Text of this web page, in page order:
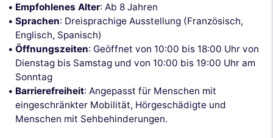
Empfohlenes Alter: Ab 8 Jahren
Sprachen: Dreisprachige Ausstellung (Französisch,
Englisch, Spanisch)
Öffnungszeiten: Geöffnet von 10:00 bis 18:00 Uhr von
Dienstag bis Samstag und von 10:00 bis 19:00 Uhr am
Sonntag
Barrierefreiheit: Angepasst für Menschen mit
eingeschränkter Mobilität, Hörgeschädigte und
Menschen mit Sehbehinderungen.